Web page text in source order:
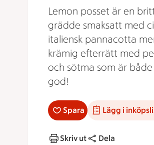
Lemon posset är en
grädde smaksatt med
italiensk pannacotta
krämig efterrätt med
och sötma som är
god!
Spara Lägg i
Skriv ut Dela